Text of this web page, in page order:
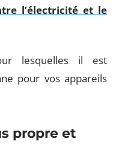
l’électricité et le
lesquelles il est
pour vos appareils
propre et